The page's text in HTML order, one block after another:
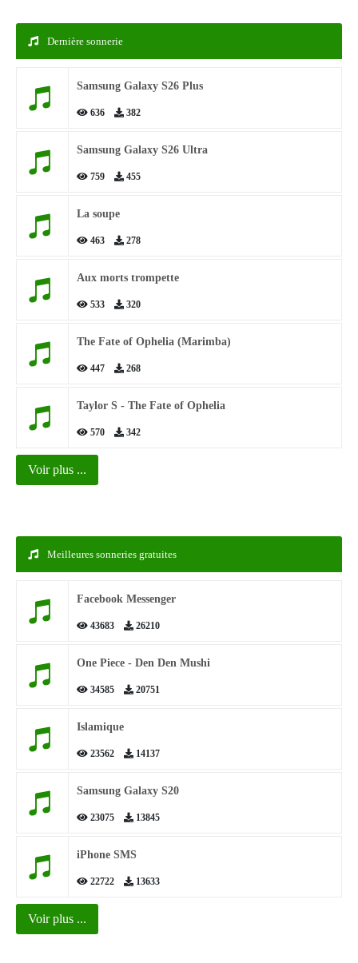
Dernière sonnerie
Samsung Galaxy S26 Plus
636 382
Samsung Galaxy S26 Ultra
759 455
La soupe
463 278
Aux morts trompette
533 320
The Fate of Ophelia (Marimba)
447 268
Taylor S - The Fate of Ophelia
570 342
Voir plus ...
Meilleures sonneries gratuites
Facebook Messenger
43683 26210
One Piece - Den Den Mushi
34585 20751
Islamique
23562 14137
Samsung Galaxy S20
23075 13845
iPhone SMS
22722 13633
Voir plus ...